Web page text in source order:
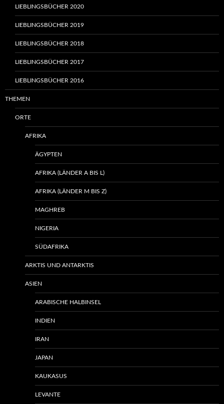
LIEBLINGSBÜCHER 2020
LIEBLINGSBÜCHER 2019
LIEBLINGSBÜCHER 2018
LIEBLINGSBÜCHER 2017
LIEBLINGSBÜCHER 2016
THEMEN
ORTE
AFRIKA
ÄGYPTEN
AFRIKA (LÄNDER A BIS L)
AFRIKA (LÄNDER M BIS Z)
MAGHREB
NIGERIA
SÜDAFRIKA
ARKTIS UND ANTARKTIS
ASIEN
ARABISCHE HALBINSEL
INDIEN
IRAN
JAPAN
KAUKASUS
LEVANTE